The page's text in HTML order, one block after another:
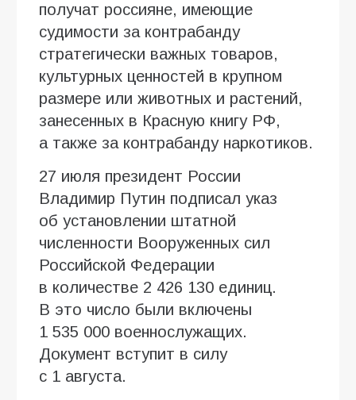
получат россияне, имеющие
судимости за контрабанду
стратегически важных товаров,
культурных ценностей в крупном
размере или животных и растений,
занесенных в Красную книгу РФ,
а также за контрабанду наркотиков.
27 июля президент России
Владимир Путин подписал указ
об установлении штатной
численности Вооруженных сил
Российской Федерации
в количестве 2 426 130 единиц.
В это число были включены
1 535 000 военнослужащих.
Документ вступит в силу
с 1 августа.